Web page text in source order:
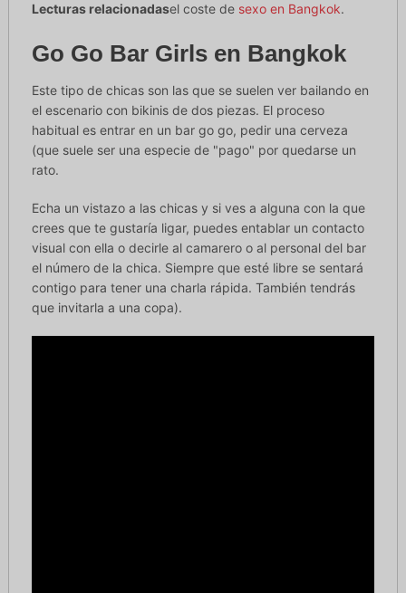
Lecturas relacionadasel coste de sexo en Bangkok.
Go Go Bar Girls en Bangkok
Este tipo de chicas son las que se suelen ver bailando en
el escenario con bikinis de dos piezas. El proceso
habitual es entrar en un bar go go, pedir una cerveza
(que suele ser una especie de "pago" por quedarse un
rato.
Echa un vistazo a las chicas y si ves a alguna con la que
crees que te gustaría ligar, puedes entablar un contacto
visual con ella o decirle al camarero o al personal del bar
el número de la chica. Siempre que esté libre se sentará
contigo para tener una charla rápida. También tendrás
que invitarla a una copa).